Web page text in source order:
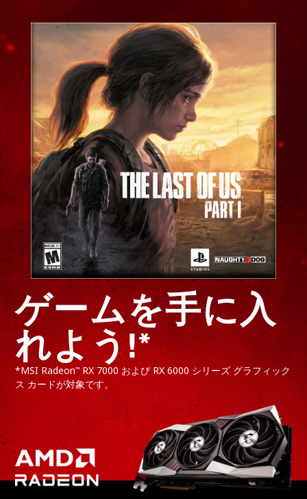
ゲームを手に入
れよう!*
*MSI Radeon™ RX 7000 および RX 6000 シリーズ グラフィック
ス カードが対象です。